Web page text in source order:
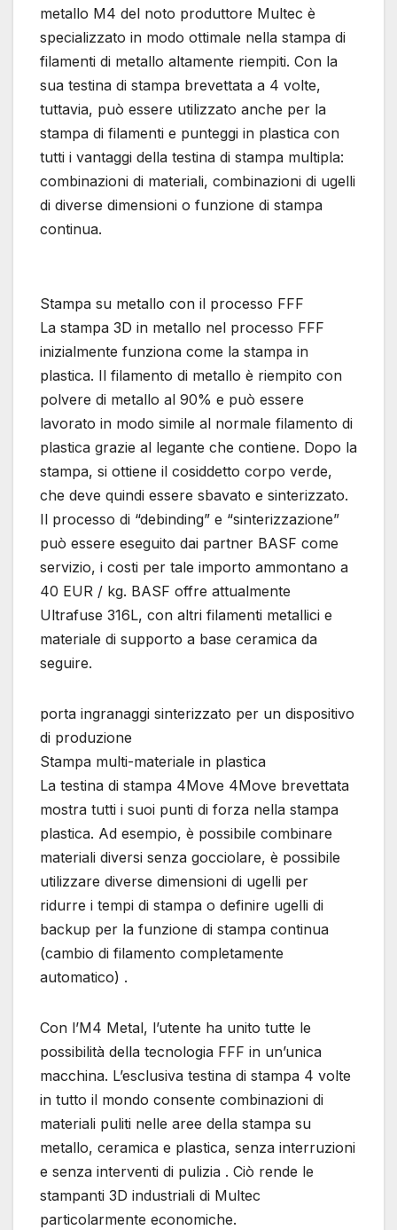
metallo M4 del noto produttore Multec è
specializzato in modo ottimale nella stampa di
filamenti di metallo altamente riempiti. Con la
sua testina di stampa brevettata a 4 volte,
tuttavia, può essere utilizzato anche per la
stampa di filamenti e punteggi in plastica con
tutti i vantaggi della testina di stampa multipla:
combinazioni di materiali, combinazioni di ugelli
di diverse dimensioni o funzione di stampa
continua.
Stampa su metallo con il processo FFF
La stampa 3D in metallo nel processo FFF
inizialmente funziona come la stampa in
plastica. Il filamento di metallo è riempito con
polvere di metallo al 90% e può essere
lavorato in modo simile al normale filamento di
plastica grazie al legante che contiene. Dopo la
stampa, si ottiene il cosiddetto corpo verde,
che deve quindi essere sbavato e sinterizzato.
Il processo di “debinding” e “sinterizzazione”
può essere eseguito dai partner BASF come
servizio, i costi per tale importo ammontano a
40 EUR / kg. BASF offre attualmente
Ultrafuse 316L, con altri filamenti metallici e
materiale di supporto a base ceramica da
seguire.
porta ingranaggi sinterizzato per un dispositivo
di produzione
Stampa multi-materiale in plastica
La testina di stampa 4Move 4Move brevettata
mostra tutti i suoi punti di forza nella stampa
plastica. Ad esempio, è possibile combinare
materiali diversi senza gocciolare, è possibile
utilizzare diverse dimensioni di ugelli per
ridurre i tempi di stampa o definire ugelli di
backup per la funzione di stampa continua
(cambio di filamento completamente
automatico) .
Con l’M4 Metal, l’utente ha unito tutte le
possibilità della tecnologia FFF in un’unica
macchina. L’esclusiva testina di stampa 4 volte
in tutto il mondo consente combinazioni di
materiali puliti nelle aree della stampa su
metallo, ceramica e plastica, senza interruzioni
e senza interventi di pulizia . Ciò rende le
stampanti 3D industriali di Multec
particolarmente economiche.